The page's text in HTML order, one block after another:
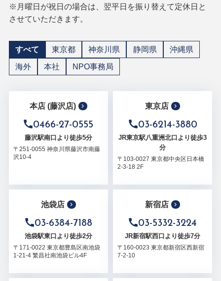
※月曜日が祝日の場合は、翌平日を振り替えて定休日と
させていただきます。
すべて 東京都 神奈川県 静岡県
沖縄県
海外
本社 NPO事務局
本店 (藤沢店)
0466-27-0555
藤沢駅南口より徒歩5分
〒251-0055 神奈川県藤沢市南藤
沢10-4
東京店
03-6214-3880
JR東京駅八重洲北口より徒歩3
分
〒103-0027 東京都中央区日本橋
2-3-18 2F
池袋店
03-6384-7188
池袋駅東口より徒歩2分
〒171-0022 東京都豊島区南池袋
1-21-4 繁昌社南池袋ビル4F
新宿店
03-5332-3224
JR新宿駅西口より徒歩7分
〒160-0023 東京都新宿区西新宿
7-2-10